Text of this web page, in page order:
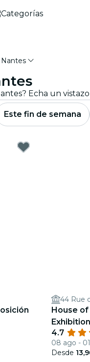
Categorías
Nantes
Este fin de semana
44 Rue
House of
Exhibition
4.7
08 ago -
Desde